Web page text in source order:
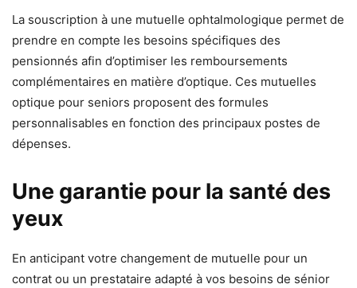
La souscription à une mutuelle ophtalmologique permet de
prendre en compte les besoins spécifiques des
pensionnés afin d’optimiser les remboursements
complémentaires en matière d’optique. Ces mutuelles
optique pour seniors proposent des formules
personnalisables en fonction des principaux postes de
dépenses.
Une garantie pour la santé des
yeux
En anticipant votre changement de mutuelle pour un
contrat ou un prestataire adapté à vos besoins de sénior